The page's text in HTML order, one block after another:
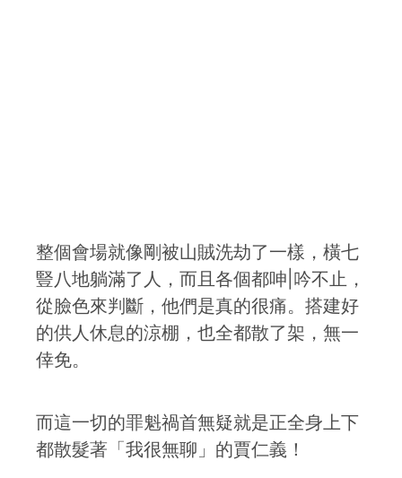
整個會場就像剛被山賊洗劫了一樣，橫七
豎八地躺滿了人，而且各個都呻|吟不止，
從臉色來判斷，他們是真的很痛。搭建好
的供人休息的涼棚，也全都散了架，無一
倖免。
而這一切的罪魁禍首無疑就是正全身上下
都散髮著「我很無聊」的賈仁義！